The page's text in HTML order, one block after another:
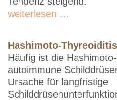
weiterlesen …
Hashimoto-Thyreoiditis
Häufig ist die
autoimmune
Ursache für langfristige